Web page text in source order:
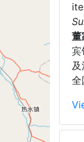
董
宾
全